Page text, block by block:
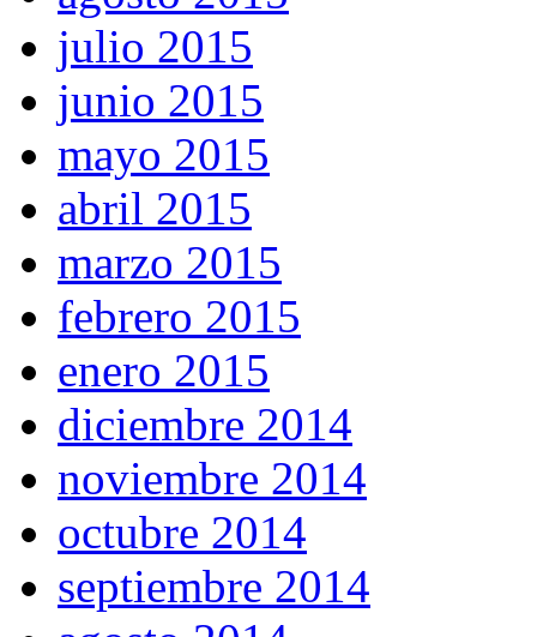
julio 2015
junio 2015
mayo 2015
abril 2015
marzo 2015
febrero 2015
enero 2015
diciembre 2014
noviembre 2014
octubre 2014
septiembre 2014